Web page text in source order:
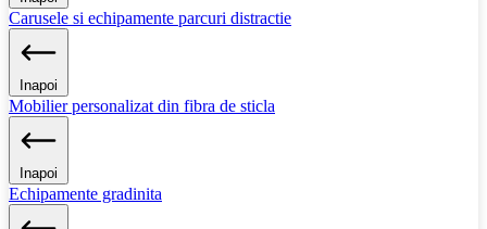
Carusele si echipamente parcuri distractie
Inapoi
Mobilier personalizat din fibra de sticla
Inapoi
Echipamente gradinita